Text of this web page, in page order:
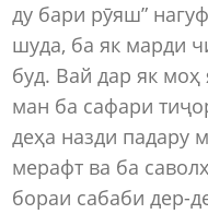
ду бари рӯяш”
шуда, ба як марди
буд. Вай дар як моҳ
ман ба сафари
деҳа назди падару
мерафт ва ба
бораи сабаби дер-